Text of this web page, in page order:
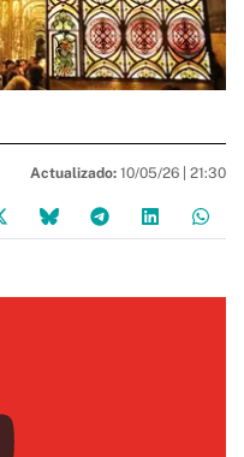
Actualizado: 10/05/26 | 21:30